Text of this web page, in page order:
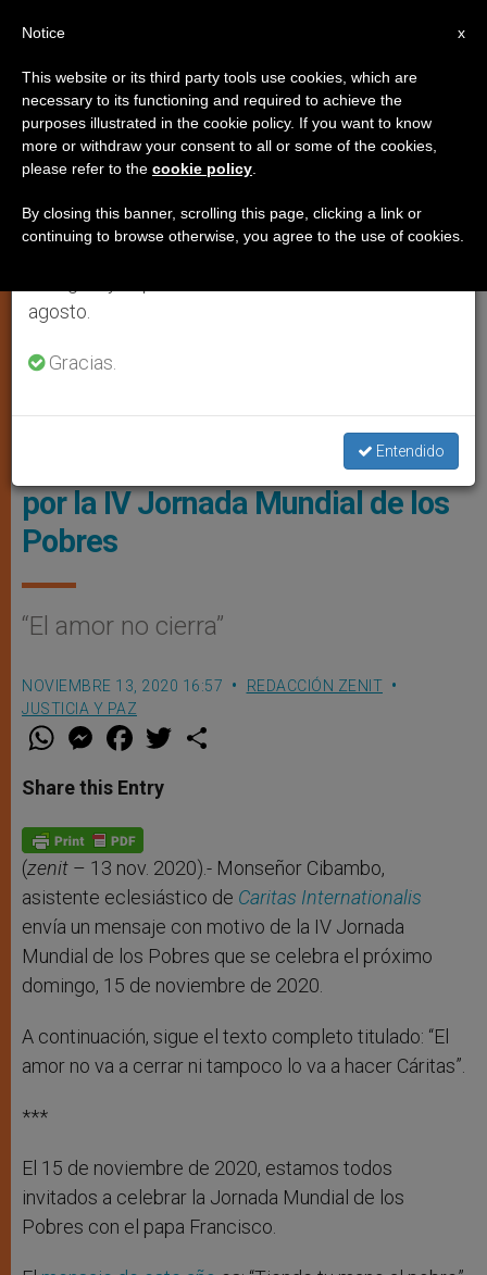
JUSTICIA Y PAZ
(C) Cáritas Siria
‘Caritas Internationalis’: Mensaje
por la IV Jornada Mundial de los
Pobres
“El amor no cierra”
NOVIEMBRE 13, 2020 16:57
REDACCIÓN ZENIT
JUSTICIA Y PAZ
W
t
s
p
p
M
e
s
e
g
e
r
F
a
e
b
o
k
w
Share this Entry
(zenit – 13 nov. 2020).- Monseñor Cibambo,
asistente eclesiástico de Caritas Internationalis
envía un mensaje con motivo de la IV Jornada
Mundial de los Pobres que se celebra el próximo
domingo, 15 de noviembre de 2020.
A continuación, sigue el texto completo titulado: “El
amor no va a cerrar ni tampoco lo va a hacer Cáritas”.
***
El 15 de noviembre de 2020, estamos todos
invitados a celebrar la Jornada Mundial de los
Pobres con el papa Francisco.
×
Aviso importante
Del 27 de julio al 7 de agosto haremos la pausa
anual, aprovechando que en el periodo de verano
se generan menos informaciones y también el
agosto.
Gracias.
Entendido
x
Notice
This website or its third party tools use cookies, which are
necessary to its functioning and required to achieve the
purposes illustrated in the cookie policy. If you want to know
more or withdraw your consent to all or some of the cookies,
please refer to the cookie policy
By closing this banner, scrolling this page, clicking a link or
continuing to browse otherwise, you agree to the use of cookies.